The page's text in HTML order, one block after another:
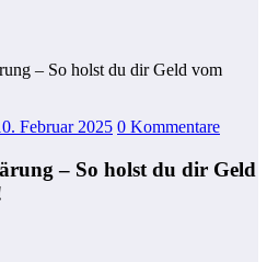
– So holst du dir Geld vom
Februar 2025 0 Kommentare
– So holst du dir Geld